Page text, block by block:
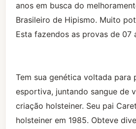
anos em busca do
Brasileiro de Hipismo. Muito
Esta fazendos as provas de 07
Tem sua genética voltada para
esportiva, juntando sangue de
criação holsteiner. Seu pai
holsteiner em 1985. Obteve